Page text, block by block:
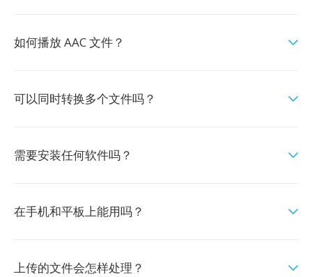
如何播放 AAC 文件？
可以同时转换多个文件吗？
需要安装任何软件吗？
在手机和平板上能用吗？
上传的文件会怎样处理？